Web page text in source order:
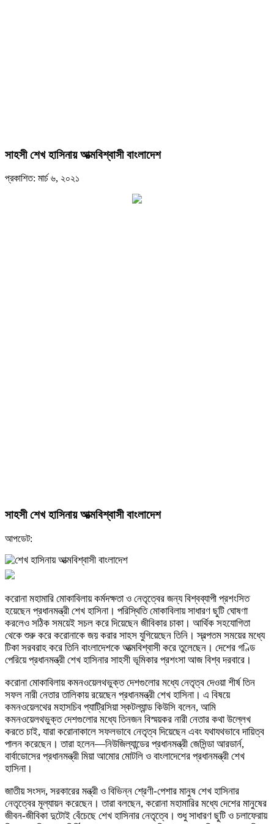
সাহসী শেখ হাসিনায় আত্মবিশ্বাসী বাংলাদেশ
প্রকাশিত: মার্চ ৬, ২০২১
সাহসী শেখ হাসিনায় আত্মবিশ্বাসী বাংলাদেশ
আপডেট:
করোনা মহামারি মোকাবিলায় কর্মদক্ষতা ও নেতৃত্বের জন্য বিশ্বব্যাপী প্রশংসিত
হয়েছেন প্রধানমন্ত্রী শেখ হাসিনা। পরিস্থিতি মোকাবিলায় সাধারণ ছুটি ঘোষণা
করলেও সঠিক সময়েই সচল করে দিয়েছেন জীবিকার চাকা। আর্থিক সহযোগিতা
থেকে শুরু করে করোনাকে জয় করার সাহস যুগিয়েছেন তিনি। স্বল্পতম সময়ের মধ্যে
টিকা সরবরাহ করে তিনি বাংলাদেশকে আত্মবিশ্বাসী করে তুলেছেন। দেশের গণ্ডি
পেরিয়ে প্রধানমন্ত্রী শেখ হাসিনার সাহসী ভূমিকার প্রশংসা আজ বিশ্ব দরবারে।
করোনা মোকাবিলায় কমনওয়েলথভুক্ত দেশগুলোর মধ্যে নেতৃত্ব দেওয়া শীর্ষ তিন
সফল নারী নেতার তালিকায় রয়েছেন প্রধানমন্ত্রী শেখ হাসিনা। এ বিষয়ে
কমনওয়েলথের মহাসচিব প্যাট্রিসিয়া স্কটল্যান্ড কিউসি বলেন, আমি
কমনওয়েলথভুক্ত দেশগুলোর মধ্যে তিনজন বিস্ময়কর নারী নেতার কথা উল্লেখ
করতে চাই, যারা করোনাকালে সফলভাবে নেতৃত্ব দিয়েছেন এবং যথাযথভাবে দায়িত্ব
পালন করেছেন। তারা হলেন—নিউজিল্যান্ডের প্রধানমন্ত্রী জেসিন্ডা আরডার্ন,
বার্বাডোসের প্রধানমন্ত্রী মিয়া আমোর মোটলি ও বাংলাদেশের প্রধানমন্ত্রী শেখ
হাসিনা।
জাতীয় সংসদ, সরকারের মন্ত্রী ও বিভিন্ন শ্রেণী-পেশার মানুষ শেখ হাসিনার
নেতৃত্বের মূল্যায়ন করেছেন। তারা বলছেন, করোনা মহামারির মধ্যে দেশের মানুষের
জীবন-জীবিকা দুটোই বেঁচেছে শেখ হাসিনার নেতৃত্বে। শুধু সাধারণ ছুটি ও চলাফেরায়